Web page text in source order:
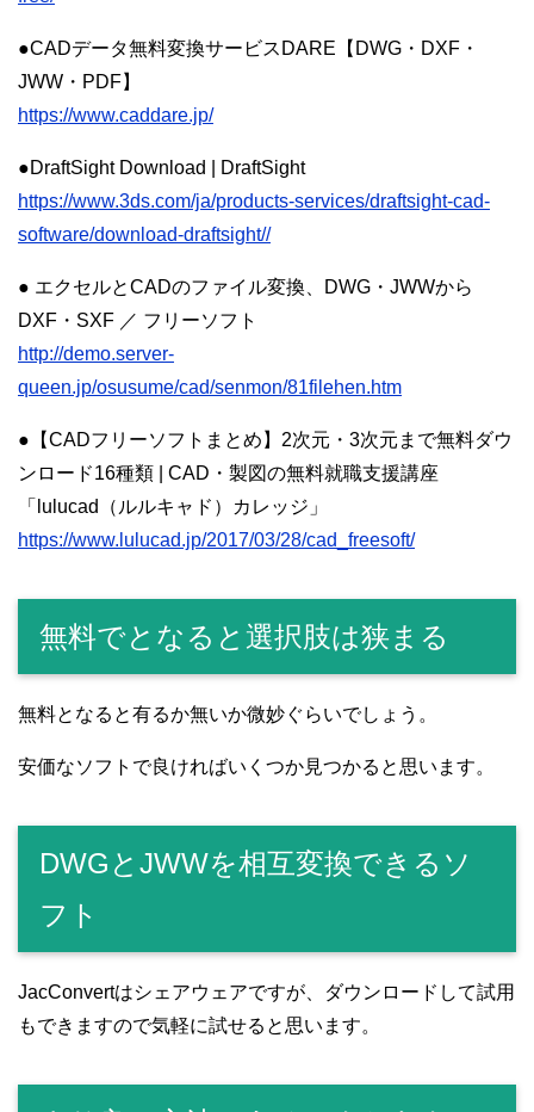
●CADデータ無料変換サービスDARE【DWG・DXF・
JWW・PDF】
https://www.caddare.jp/
●DraftSight Download | DraftSight
https://www.3ds.com/ja/products-services/draftsight-cad-
software/download-draftsight//
● エクセルとCADのファイル変換、DWG・JWWから
DXF・SXF ／ フリーソフト
http://demo.server-
queen.jp/osusume/cad/senmon/81filehen.htm
●【CADフリーソフトまとめ】2次元・3次元まで無料ダウ
ンロード16種類 | CAD・製図の無料就職支援講座
「lulucad（ルルキャド）カレッジ」
https://www.lulucad.jp/2017/03/28/cad_freesoft/
無料でとなると選択肢は狭まる
無料となると有るか無いか微妙ぐらいでしょう。
安価なソフトで良ければいくつか見つかると思います。
DWGとJWWを相互変換できるソ
フト
JacConvertはシェアウェアですが、ダウンロードして試用
もできますので気軽に試せると思います。